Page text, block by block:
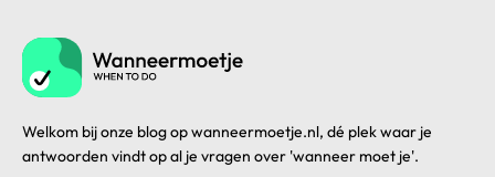
Welkom bij onze blog op wanneermoetje.nl, dé plek waar je
antwoorden vindt op al je vragen over 'wanneer moet je'.